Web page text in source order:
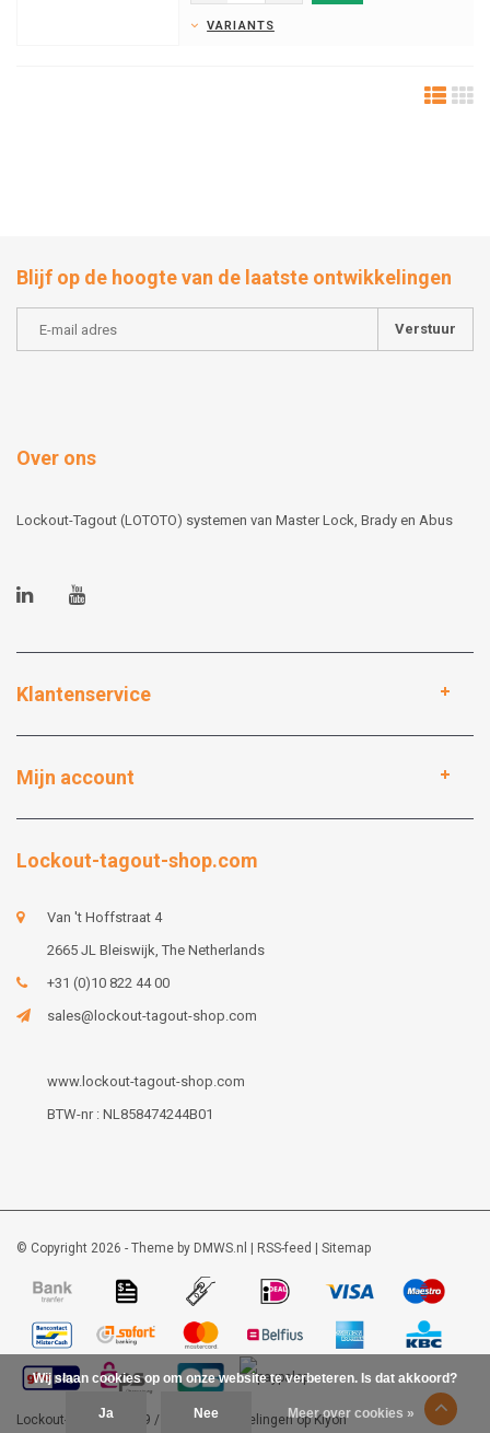
VARIANTS
Blijf op de hoogte van de laatste ontwikkelingen
Verstuur
Over ons
Lockout-Tagout (LOTOTO) systemen van Master Lock, Brady en Abus
Klantenservice
Mijn account
Lockout-tagout-shop.com
Van 't Hoffstraat 4
2665 JL Bleiswijk, The Netherlands
+31 (0)10 822 44 00
sales@lockout-tagout-shop.com
www.lockout-tagout-shop.com
BTW-nr : NL858474244B01
© Copyright 2026 - Theme by DMWS.nl RSS-feed Sitemap
Lockout-tagout-shop 9 / 48beoordelingen opKiyoh
Wij slaan cookies op om onze website te verbeteren. Is dat akkoord?
Ja Nee Meer over cookies »